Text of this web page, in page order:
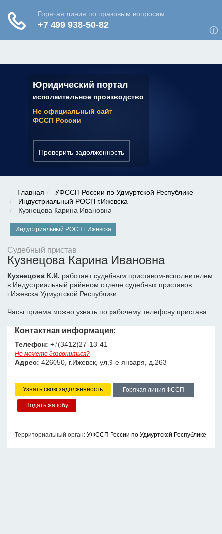
Юридический портал
исполнительное производство
Не официальный сайт
ФССП России
Проверить задолженность
✆ 7 (800) 350-22-64
Главная
УФССП России по Удмуртской Республике
Индустриальный РОСП г.Ижевска
Кузнецова Карина Ивановна
Индустриальный РОСП г.Ижевска
Судебный пристав
Кузнецова Карина Ивановна
Кузнецова К.И. работает судебным приставом-исполнителем
в Индустриальный райнном отделе судебных приставов
г.Ижевска Удмуртской Республики
Часы приема можно узнать по рабочему телефону пристава.
Контактная информация:
Телефон: +7(3412)27-13-41
Не можете дозвониться?
Адрес: 426050, г.Ижевск, ул.9-е января, д.263
Узнать свою задолженность Горячая линия ФССП
Территориальный орган: УФССП России по Удмуртской Республике